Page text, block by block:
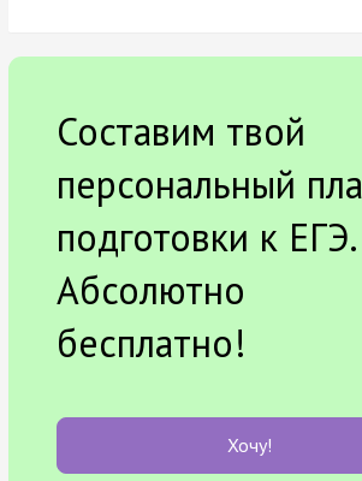
Составим твой
персональный
подготовки к ЕГЭ.
Абсолютно
бесплатно!
Хочу!